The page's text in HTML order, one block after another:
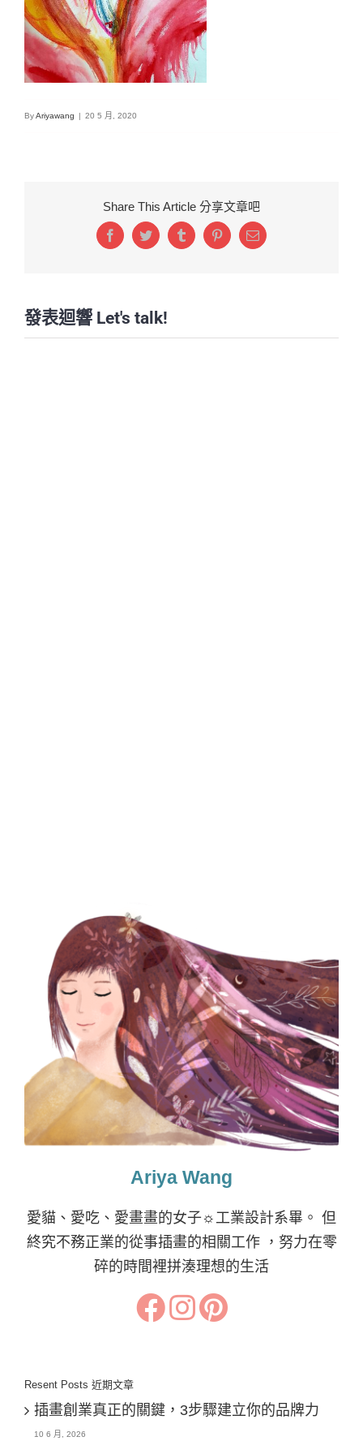
ByAriyawang | 20 5 月, 2020
Share This Article 分享文章吧
FacebookTwitterTumblrPinterestEmail:
發表迴響 Let's talk!
Ariya Wang
愛貓、愛吃、愛畫畫的女子☼工業設計系畢。 但
終究不務正業的從事插畫的相關工作 ，努力在零
碎的時間裡拼湊理想的生活
Resent Posts 近期文章
插畫創業真正的關鍵，3步驟建立你的品牌力
10 6 月, 2026